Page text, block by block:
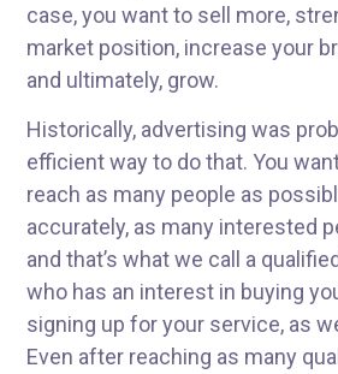
case, you want to sell more,
market position, increase your
and ultimately, grow.
Historically, advertising was
efficient way to do that. You
reach as many people as
accurately, as many interested
and that’s what we call a
who has an interest in buying
signing up for your service, as
Even after reaching as many